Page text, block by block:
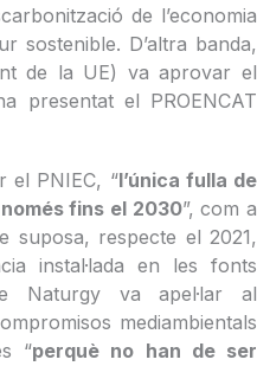
de l’economia
sostenible. D’altra banda,
de la UE) va aprovar el
presentat el PROENCAT
el PNIEC, “l’única fulla de
fins el 2030”, com a
suposa, respecte el 2021,
instal·lada en les fonts
Naturgy va apel·lar al
mediambientals
“perquè no han de ser